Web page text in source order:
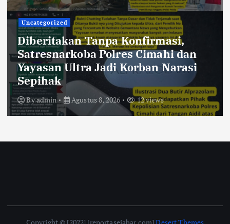
Uncategorized
234SC Kota Bandung Gelar Aksi
Berbagi Sembako untuk Ringankan
Beban Masyarakat
Byadmin Agustus 7, 2026 24 views
Copyright © [2022] [reportasejabar.com]Desert Themes